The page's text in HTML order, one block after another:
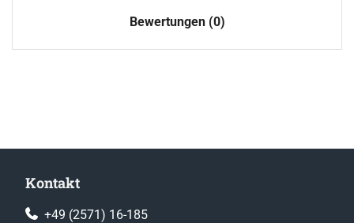
Bewertungen (0)
Kontakt
+49 (2571) 16-185